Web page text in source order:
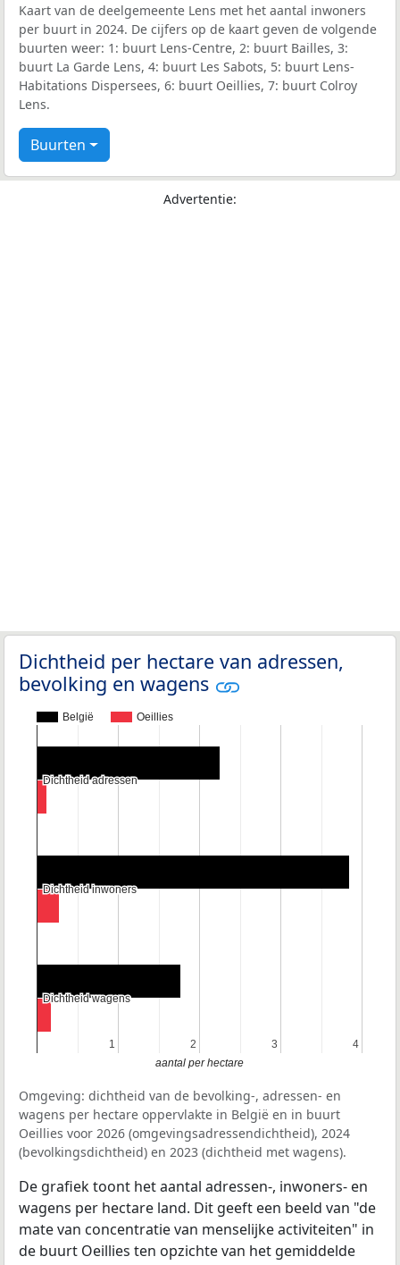
Kaart van de deelgemeente Lens met het aantal inwoners
per buurt in 2024. De cijfers op de kaart geven de volgende
buurten weer: 1: buurt Lens-Centre, 2: buurt Bailles, 3:
buurt La Garde Lens, 4: buurt Les Sabots, 5: buurt Lens-
Habitations Dispersees, 6: buurt Oeillies, 7: buurt Colroy
Lens.
Buurten
Advertentie:
Dichtheid per hectare van adressen,
bevolking en wagens
België Oeillies
1
1 2
2 3
3 4
4
Dichtheid adressen
Dichtheid adressen
Dichtheid inwoners
Dichtheid inwoners
Dichtheid wagens
Dichtheid wagens
aantal per hectare
Omgeving: dichtheid van de bevolking-, adressen- en
wagens per hectare oppervlakte in België en in buurt
Oeillies voor 2026 (omgevingsadressendichtheid), 2024
(bevolkingsdichtheid) en 2023 (dichtheid met wagens).
De grafiek toont het aantal adressen-, inwoners- en
wagens per hectare land. Dit geeft een beeld van "de
mate van concentratie van menselijke activiteiten" in
de buurt Oeillies ten opzichte van het gemiddelde